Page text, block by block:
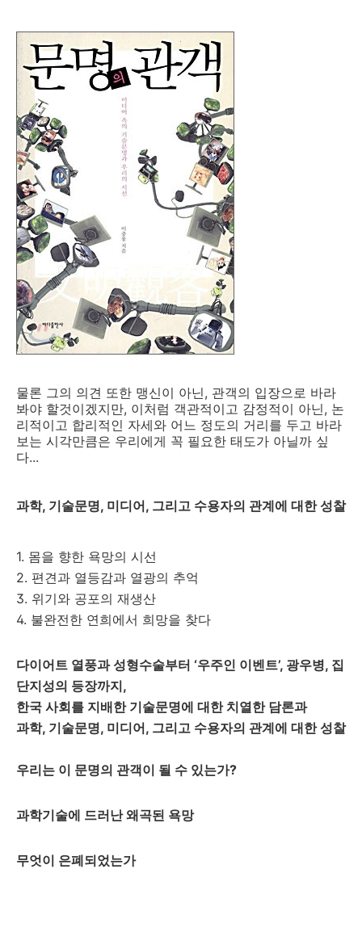
물론 그의 의견 또한 맹신이 아닌, 관객의 입장으로 바라
봐야 할것이겠지만, 이처럼 객관적이고 감정적이 아닌, 논
리적이고 합리적인 자세와 어느 정도의 거리를 두고 바라
보는 시각만큼은 우리에게 꼭 필요한 태도가 아닐까 싶
다...
과학, 기술문명, 미디어, 그리고 수용자의 관계에 대한 성찰
1. 몸을 향한 욕망의 시선
2. 편견과 열등감과 열광의 추억
3. 위기와 공포의 재생산
4. 불완전한 연희에서 희망을 찾다
다이어트 열풍과 성형수술부터 ‘우주인 이벤트’, 광우병, 집
단지성의 등장까지,
한국 사회를 지배한 기술문명에 대한 치열한 담론과
과학, 기술문명, 미디어, 그리고 수용자의 관계에 대한 성찰
우리는 이 문명의 관객이 될 수 있는가?
과학기술에 드러난 왜곡된 욕망
무엇이 은폐되었는가